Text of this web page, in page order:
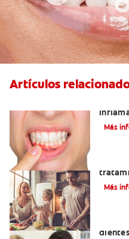
Artículos
Más
Más
dientes